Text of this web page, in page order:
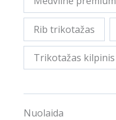
Rib trikotažas
Trikotažas kilpinis
Nuolaida